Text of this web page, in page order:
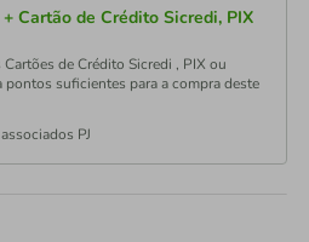
Cartão de Crédito Sicredi, PIX
de Crédito Sicredi , PIX ou
suficientes para a compra deste
PJ